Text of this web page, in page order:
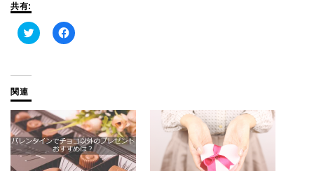
共有:
ク
リ
有
(新
し
い
ウ
ィ
ン
Facebook
で
リ
ッ
ク
し
て
く
だ
関連